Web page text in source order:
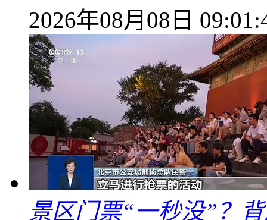
2026年08月08日
景区门票“一秒没”？